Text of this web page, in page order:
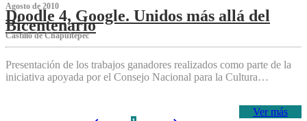
Agosto de 2010
Doodle 4, Google. Unidos más allá del
Bicentenario
Castillo de Chapultepec
Presentación de los trabajos ganadores realizados como parte de la
iniciativa apoyada por el Consejo Nacional para la Cultura…
Ver más